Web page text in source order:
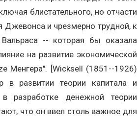
блистательного, но отчасти
Джевонса и чрезмерно трудной, к
-- которая бы оказала
на развитие экономической
Менгера". [Wicksell (1851--1926)
в развитии теории капитала и
разработке денежной теории
что он ввел столь важное для